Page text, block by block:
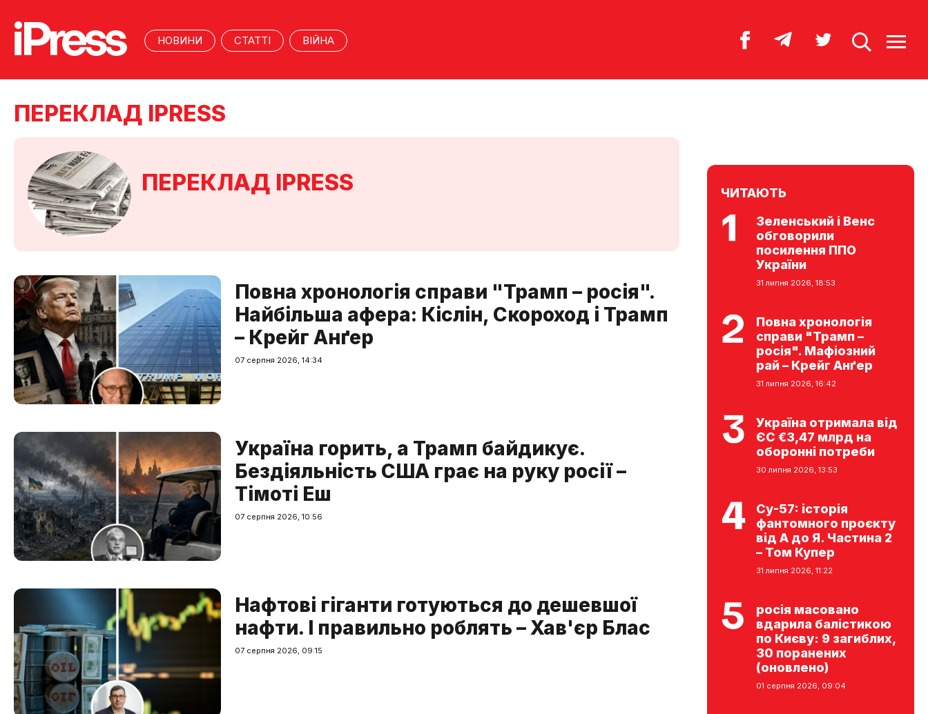
НОВИНИ СТАТТІ ВІЙНА
ПЕРЕКЛАД IPRESS
ПЕРЕКЛАД IPRESS
Повна хронологія справи "Трамп – росія".
Найбільша афера: Кіслін, Скороход і Трамп
– Крейг Анґер
07 серпня 2026, 14:34
Україна горить, а Трамп байдикує.
Бездіяльність США грає на руку росії –
Тімоті Еш
07 серпня 2026, 10:56
Нафтові гіганти готуються до дешевшої
нафти. І правильно роблять – Хав'єр Блас
07 серпня 2026, 09:15
ЧИТАЮТЬ
Зеленський і Венс
обговорили
посилення ППО
України
31 липня 2026, 18:53
Повна хронологія
справи "Трамп –
росія". Мафіозний
рай – Крейг Анґер
31 липня 2026, 16:42
Україна отримала від
ЄС €3,47 млрд на
оборонні потреби
30 липня 2026, 13:53
Су-57: історія
фантомного проєкту
від А до Я. Частина 2
– Том Купер
31 липня 2026, 11:22
росія масовано
вдарила балістикою
по Києву: 9 загиблих,
30 поранених
(оновлено)
01 серпня 2026, 09:04